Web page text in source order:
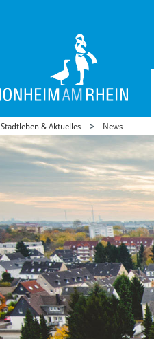
Stadtleben & Aktuelles News